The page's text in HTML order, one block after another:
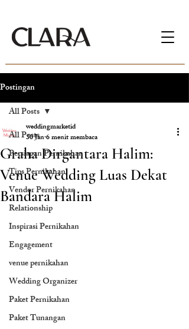
Postingan
All Posts
Persiapan Pernikahan
Tips Pernikahan
Vendor Pernikahan
Relationship
Inspirasi Pernikahan
Engagement
venue pernikahan
Wedding Organizer
Paket Pernikahan
Paket Tunangan
All Posts
Graha Dirgantara Halim:
Venue Wedding Luas Dekat
Bandara Halim
weddingmarketid
30 Jan6 menit membaca